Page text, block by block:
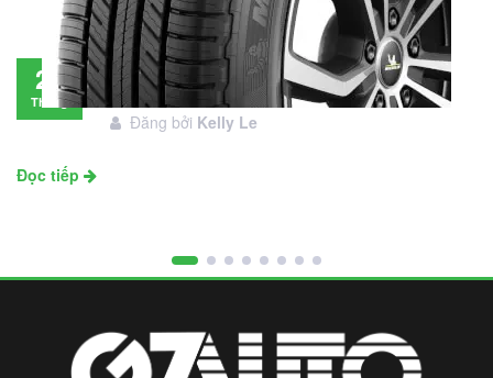
28
Tháng
Đánh giá lốp Michelin Primacy SUV: Đáng
đầu tư không?
Đăng bởi Kelly Le
Đọc tiếp